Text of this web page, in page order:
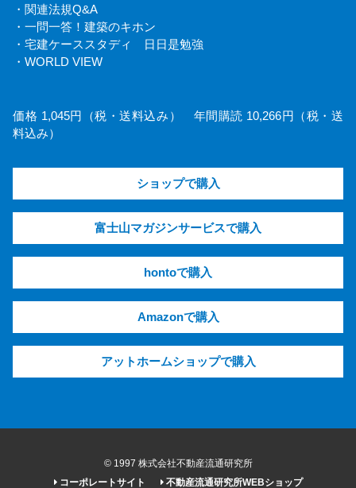
・関連法規Q&A
・一問一答！建築のキホン
・宅建ケーススタディ 日日是勉強
・WORLD VIEW
価格 1,045円（税・送料込み） 年間購読 10,266円（税・送
料込み）
ショップで購入
富士山マガジンサービスで購入
hontoで購入
Amazonで購入
アットホームショップで購入
© 1997 株式会社不動産流通研究所
コーポレートサイト
不動産流通研究所WEBショップ